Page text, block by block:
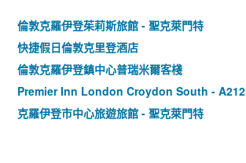
倫敦克羅伊登茱莉斯旅館 - 聖克萊門特
快捷假日倫敦克里登酒店
倫敦克羅伊登鎮中心普瑞米爾客棧
Premier Inn London Croydon South - A212
克羅伊登市中心旅遊旅館 - 聖克萊門特